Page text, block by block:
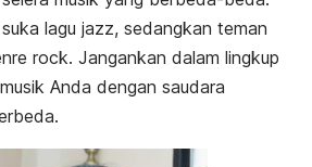
lagu jazz, sedangkan teman
rock. Jangankan dalam lingkup
Anda dengan saudara